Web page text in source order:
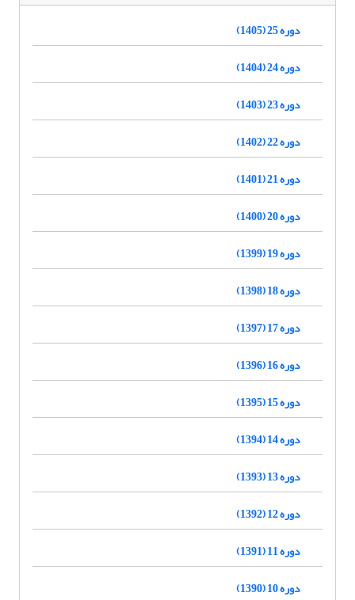
دوره 25 (1405)
دوره 24 (1404)
دوره 23 (1403)
دوره 22 (1402)
دوره 21 (1401)
دوره 20 (1400)
دوره 19 (1399)
دوره 18 (1398)
دوره 17 (1397)
دوره 16 (1396)
دوره 15 (1395)
دوره 14 (1394)
دوره 13 (1393)
دوره 12 (1392)
دوره 11 (1391)
دوره 10 (1390)